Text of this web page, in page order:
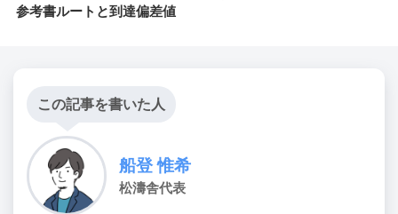
参考書ルートと到達偏差値
この記事を書いた人
船登 惟希
松濤舎代表